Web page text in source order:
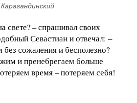
Карагандинский
свете? – спрашивал своих
Севастиан и отвечал: –
сожаления и бесполезно?
и пренебрегаем больше
время – потеряем себя!